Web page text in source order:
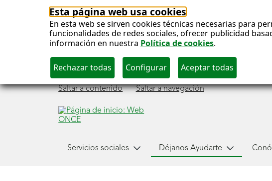
Esta página web usa cookies
En esta web se sirven cookies técnicas necesarias para
funcionalidades de redes sociales, ofrecer publicidad
información en nuestra Política de cookies.
Saltar a contenido Saltar a navegación
Servicios sociales Déjanos Ayudarte
Déjanos ayudarte